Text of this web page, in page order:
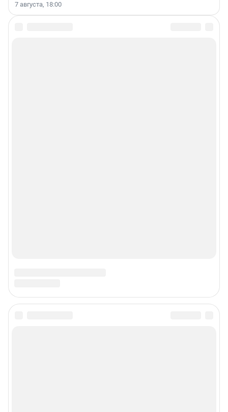
7 августа, 18:00